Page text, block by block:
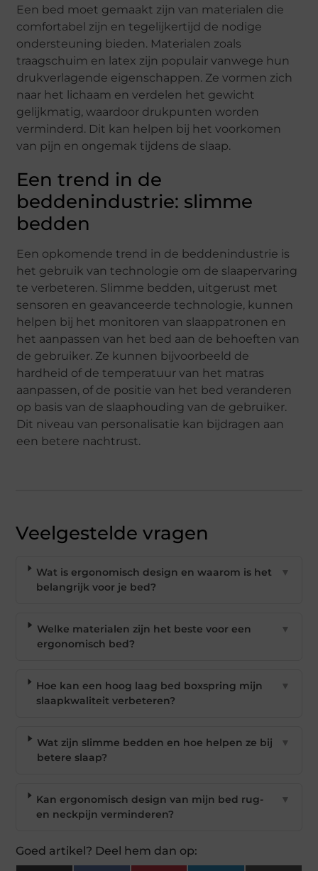
Een bed moet gemaakt zijn van materialen die
comfortabel zijn en tegelijkertijd de nodige
ondersteuning bieden. Materialen zoals
traagschuim en latex zijn populair vanwege hun
drukverlagende eigenschappen. Ze vormen zich
naar het lichaam en verdelen het gewicht
gelijkmatig, waardoor drukpunten worden
verminderd. Dit kan helpen bij het voorkomen
van pijn en ongemak tijdens de slaap.
Een trend in de
beddenindustrie: slimme
bedden
Een opkomende trend in de beddenindustrie is
het gebruik van technologie om de slaapervaring
te verbeteren. Slimme bedden, uitgerust met
sensoren en geavanceerde technologie, kunnen
helpen bij het monitoren van slaappatronen en
het aanpassen van het bed aan de behoeften van
de gebruiker. Ze kunnen bijvoorbeeld de
hardheid of de temperatuur van het matras
aanpassen, of de positie van het bed veranderen
op basis van de slaaphouding van de gebruiker.
Dit niveau van personalisatie kan bijdragen aan
een betere nachtrust.
Veelgestelde vragen
Wat is ergonomisch design en waarom is het
belangrijk voor je bed?
▼
Welke materialen zijn het beste voor een
ergonomisch bed?
▼
Hoe kan een hoog laag bed boxspring mijn
slaapkwaliteit verbeteren?
▼
Wat zijn slimme bedden en hoe helpen ze bij
betere slaap?
▼
Kan ergonomisch design van mijn bed rug-
en neckpijn verminderen?
▼
Goed artikel? Deel hem dan op: